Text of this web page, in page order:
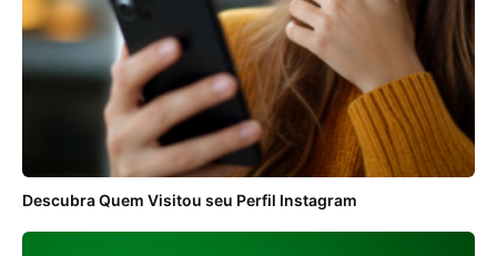
Descubra Quem Visitou seu Perfil Instagram